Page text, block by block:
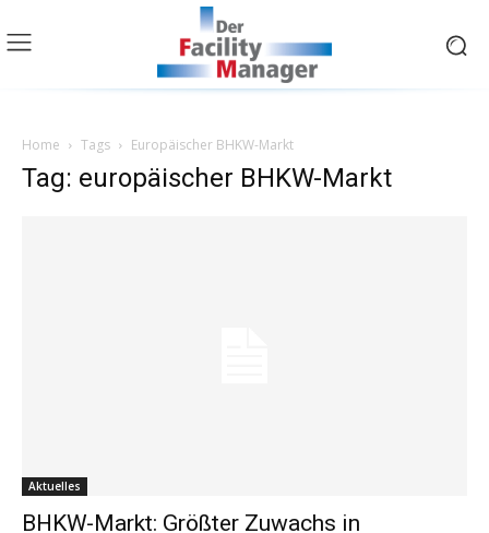
Home Tags Europäischer BHKW-Markt
Tag: europäischer BHKW-Markt
Aktuelles
BHKW-Markt: Größter Zuwachs in